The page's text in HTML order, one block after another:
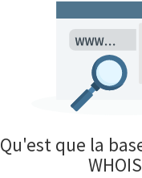
Qu'est que la